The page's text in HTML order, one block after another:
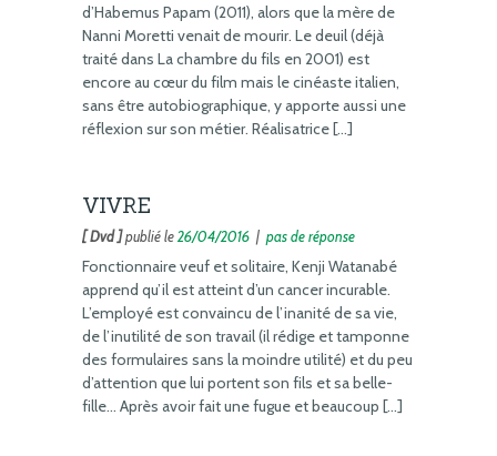
d’Habemus Papam (2011), alors que la mère de
Nanni Moretti venait de mourir. Le deuil (déjà
traité dans La chambre du fils en 2001) est
encore au cœur du film mais le cinéaste italien,
sans être autobiographique, y apporte aussi une
réflexion sur son métier. Réalisatrice […]
VIVRE
[ Dvd ]publié le26/04/2016 | pas de réponse
Fonctionnaire veuf et solitaire, Kenji Watanabé
apprend qu’il est atteint d’un cancer incurable.
L’employé est convaincu de l’inanité de sa vie,
de l’inutilité de son travail (il rédige et tamponne
des formulaires sans la moindre utilité) et du peu
d’attention que lui portent son fils et sa belle-
fille… Après avoir fait une fugue et beaucoup […]